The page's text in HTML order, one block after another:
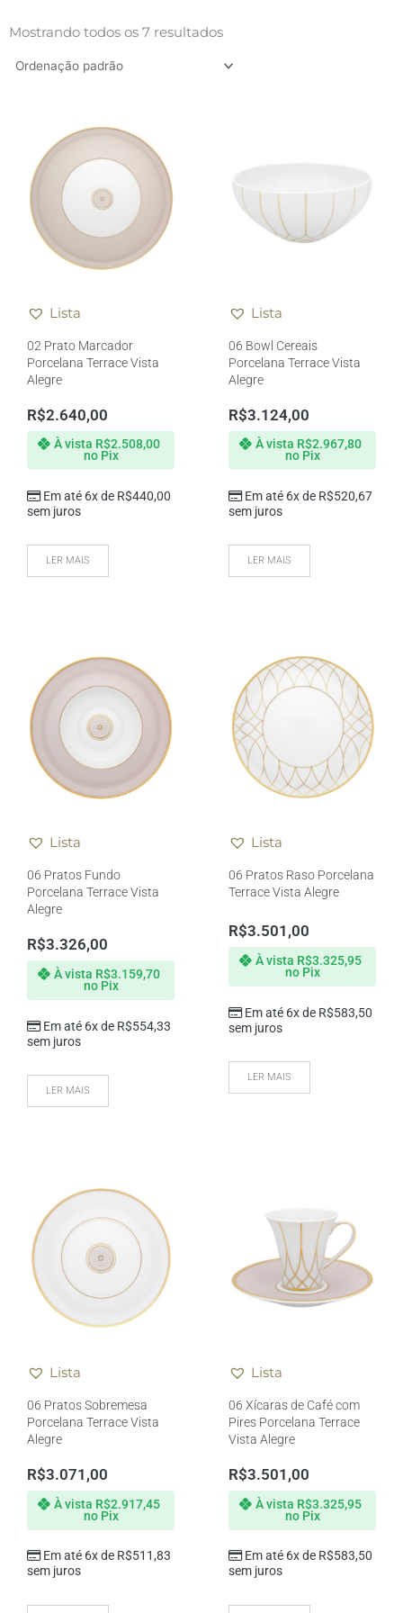
Mostrando todos os 7 resultados
Lista
02 Prato Marcador
Porcelana Terrace Vista
Alegre
R$2.640,00
Em até 6x de R$440,00
sem juros
À vista R$2.508,00
no Pix
LER MAIS
Lista
06 Bowl Cereais
Porcelana Terrace Vista
Alegre
R$3.124,00
Em até 6x de R$520,67
sem juros
À vista R$2.967,80
no Pix
LER MAIS
Lista
06 Pratos Fundo
Porcelana Terrace Vista
Alegre
R$3.326,00
Em até 6x de R$554,33
sem juros
À vista R$3.159,70
no Pix
LER MAIS
Lista
06 Pratos Raso Porcelana
Terrace Vista Alegre
R$3.501,00
Em até 6x de R$583,50
sem juros
À vista R$3.325,95
no Pix
LER MAIS
Lista
06 Pratos Sobremesa
Porcelana Terrace Vista
Alegre
R$3.071,00
Em até 6x de R$511,83
sem juros
À vista R$2.917,45
no Pix
Lista
06 Xícaras de Café com
Pires Porcelana Terrace
Vista Alegre
R$3.501,00
Em até 6x de R$583,50
sem juros
À vista R$3.325,95
no Pix